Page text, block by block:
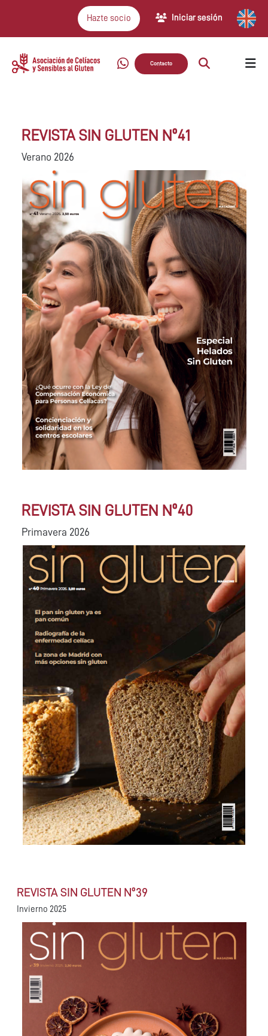
Hazte socio Iniciar sesión
Contacto
REVISTA SIN GLUTEN Nº41
Verano 2026
REVISTA SIN GLUTEN Nº40
Primavera 2026
REVISTA SIN GLUTEN Nº39
Invierno 2025